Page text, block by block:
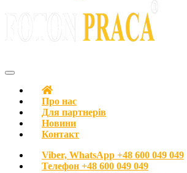
Про нас
Для партнерів
Новини
Контакт
Viber, WhatsApp +48 600 049 049
Телефон +48 600 049 049